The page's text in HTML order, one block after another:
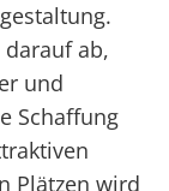
ab,
und
Schaffung
Plätzen wird